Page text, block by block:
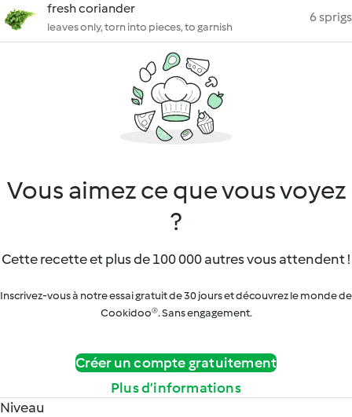
fresh coriander
leaves only, torn into pieces, to garnish
6 sprigs
Vous aimez ce que vous voyez
?
Cette recette et plus de 100 000 autres vous attendent !
Inscrivez-vous à notre essai gratuit de 30 jours et découvrez le monde de
Cookidoo®. Sans engagement.
Créer un compte gratuitement
Plus d’informations
Niveau